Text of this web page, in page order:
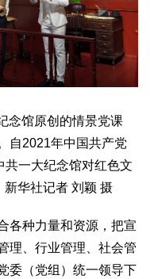
馆原创的情景党课
自2021年中国共产党
共一大纪念馆对红色文
新华社记者 刘颖 摄
种力量和资源，把宣
理、行业管理、社会管
委（党组）统一领导下